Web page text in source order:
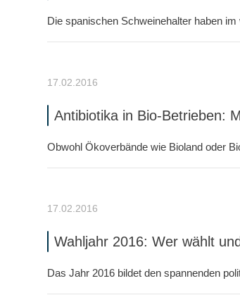
Die spanischen Schweinehalter haben
17.02.2016
Antibiotika in Bio-Betrieben:
Obwohl Ökoverbände wie Bioland oder
17.02.2016
Wahljahr 2016: Wer wählt
Das Jahr 2016 bildet den spannenden